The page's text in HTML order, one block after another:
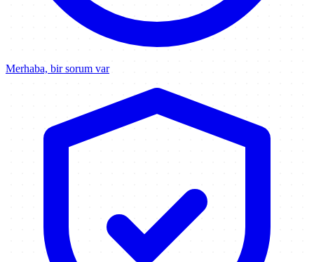
Merhaba, bir sorum var